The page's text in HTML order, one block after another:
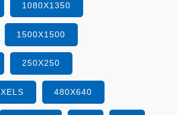
1080X1350
1500X1500
250X250
480X640